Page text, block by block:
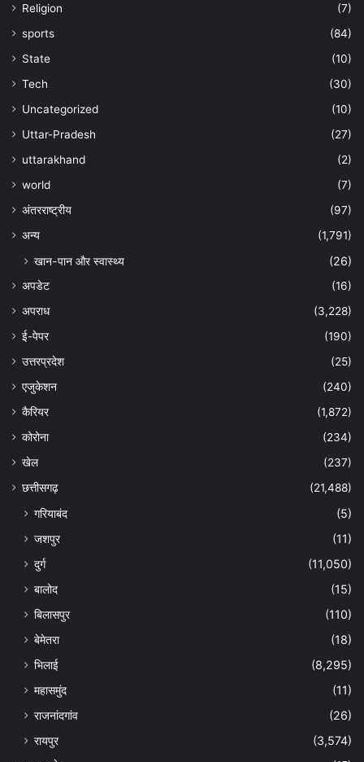
Religion
(7)
sports
(84)
State
(10)
Tech
(30)
Uncategorized
(10)
Uttar-Pradesh
(27)
uttarakhand
(2)
world
(7)
अंतरराष्ट्रीय
(97)
अन्‍य
(1,791)
खान-पान और स्वास्थ्य (26)
अपडेट
(16)
अपराध
(3,228)
ई-पेपर
(190)
उत्तरप्रदेश
(25)
एजुकेशन
(240)
कैरियर
(1,872)
कोरोना
(234)
खेल
(237)
छत्तीसगढ़
(21,488)
गरियाबंद
(5)
जशपुर
(11)
दुर्ग
(11,050)
बालोद
(15)
बिलासपुर
(110)
बेमेतरा
(18)
भिलाई
(8,295)
महासमुंद
(11)
राजनांदगांव
(26)
रायपुर
(3,574)